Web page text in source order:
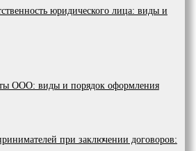
юридического лица: виды и
ООО: виды и порядок оформления
при заключении договоров: